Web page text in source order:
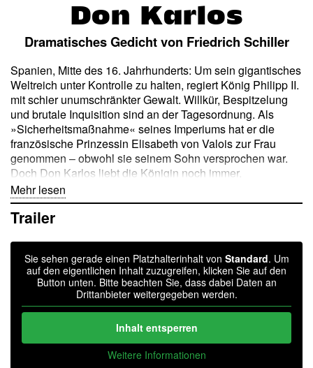
Don Karlos
Dramatisches Gedicht von Friedrich Schiller
Spanien, Mitte des 16. Jahrhunderts: Um sein gigantisches
Weltreich unter Kontrolle zu halten, regiert König Philipp II.
mit schier unumschränkter Gewalt. Willkür, Bespitzelung
und brutale Inquisition sind an der Tagesordnung. Als
»Sicherheitsmaßnahme« seines Imperiums hat er die
französische Prinzessin Elisabeth von Valois zur Frau
genommen – obwohl sie seinem Sohn versprochen war.
Doch Don Karlos liebt die Königin noch immer,
wohlwissend, dass die heimliche Leidenschaft zu seiner
Stiefmutter ihm wie ihr den Kopf kosten kann. Sein
Jugendfreund Marquis von Posa hat andere Ziele. Seiner
romantische Gefühle: In den niederländischen Provinzen
ist ein Aufstand im Gange. Um dort seine Vision von einem
gerechteren Staat zu verwirklichen, braucht er Karlos an
seiner Seite. Umsonst, Philipp II. weist den Versuch des
Prinzen, politische Entscheidungsmacht zu erhalten,
eiskalt zurück. Posas ehrgeizige Pläne scheitern in einem
Wechselspiel aus Liebes- und Eifersuchtsdramen und an
den Winkelzügen der Karrieristen in Heer und Kirche. Was
wird nun aus dem Kampf für Freiheit, Toleranz und
Mehr lesen
Trailer
Sie sehen gerade einen Platzhalterinhalt von Standard. Um
auf den eigentlichen Inhalt zuzugreifen, klicken Sie auf den
Button unten. Bitte beachten Sie, dass dabei Daten an
Drittanbieter weitergegeben werden.
Inhalt entsperren
Weitere Informationen